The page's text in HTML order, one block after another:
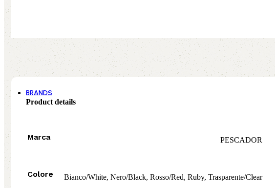
ZAVORRE (48)
48 products
BRANDS
Product details
Marca PESCADOR
Colore Bianco/White, Nero/Black, Rosso/Red, Ruby, Trasparente/Clear